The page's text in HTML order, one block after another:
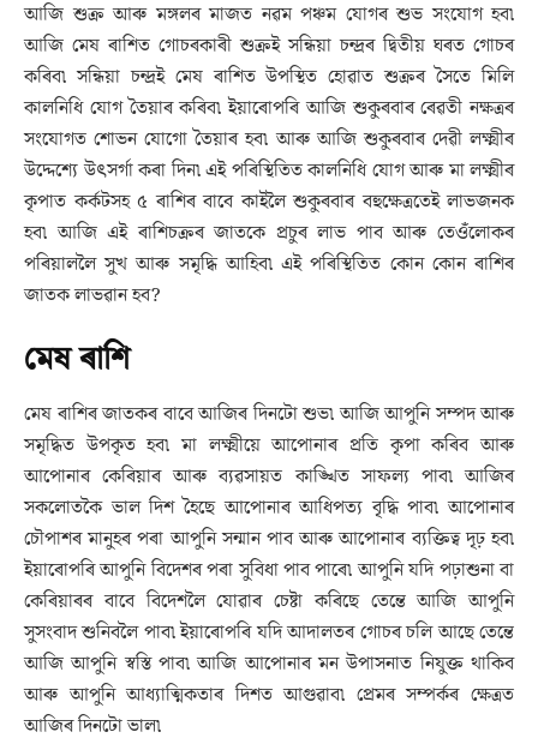
আজি শুক্ৰ আৰু মঙ্গলৰ মাজত নৱম পঞ্চম যোগৰ শুভ সংযোগ হব৷
আজি মেষ ৰাশিত গোচৰকাৰী শুক্ৰই সন্ধিয়া চন্দ্ৰৰ দ্বিতীয় ঘৰত গোচৰ
কৰিব৷ সন্ধিয়া চন্দ্ৰই মেষ ৰাশিত উপস্থিত হোৱাত শুক্ৰৰ সৈতে মিলি
কালনিধি যোগ তৈয়াৰ কৰিব৷ ইয়াৰোপৰি আজি শুকুৰবাৰ ৰেৱতী নক্ষত্ৰৰ
সংযোগত শোভন যোগো তৈয়াৰ হব৷ আৰু আজি শুকুৰবাৰ দেৱী লক্ষ্মীৰ
উদ্দেশ্যে উৎসৰ্গা কৰা দিন৷ এই পৰিস্থিতিত কালনিধি যোগ আৰু মা লক্ষ্মীৰ
কৃপাত কৰ্কটসহ ৫ ৰাশিৰ বাবে কাইলৈ শুকুৰবাৰ বহুক্ষেত্ৰতেই লাভজনক
হব৷ আজি এই ৰাশিচক্ৰৰ জাতকে প্ৰচুৰ লাভ পাব আৰু তেওঁলোকৰ
পৰিয়াললৈ সুখ আৰু সমৃদ্ধি আহিব৷ এই পৰিস্থিতিত কোন কোন ৰাশিৰ
জাতক লাভৱান হব?
মেষ ৰাশি
মেষ ৰাশিৰ জাতকৰ বাবে আজিৰ দিনটো শুভ৷ আজি আপুনি সম্পদ আৰু
সমৃদ্ধিত উপকৃত হব৷ মা লক্ষ্মীয়ে আপোনাৰ প্ৰতি কৃপা কৰিব আৰু
আপোনাৰ কেৰিয়াৰ আৰু ব্যৱসায়ত কাঙ্খিত সাফল্য পাব৷ আজিৰ
সকলোতকৈ ভাল দিশ হৈছে আপোনাৰ আধিপত্য বৃদ্ধি পাব৷ আপোনাৰ
চৌপাশৰ মানুহৰ পৰা আপুনি সন্মান পাব আৰু আপোনাৰ ব্যক্তিত্ব দৃঢ় হব৷
ইয়াৰোপৰি আপুনি বিদেশৰ পৰা সুবিধা পাব পাৰে৷ আপুনি যদি পঢ়াশুনা বা
কেৰিয়াৰৰ বাবে বিদেশলৈ যোৱাৰ চেষ্টা কৰিছে তেন্তে আজি আপুনি
সুসংবাদ শুনিবলৈ পাব৷ ইয়াৰোপৰি যদি আদালতৰ গোচৰ চলি আছে তেন্তে
আজি আপুনি স্বস্তি পাব৷ আজি আপোনাৰ মন উপাসনাত নিযুক্ত থাকিব
আৰু আপুনি আধ্যাত্মিকতাৰ দিশত আগুৱাব৷ প্ৰেমৰ সম্পৰ্কৰ ক্ষেত্ৰত
আজিৰ দিনটো ভাল৷